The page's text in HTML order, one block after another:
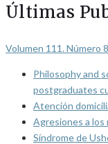
Últimas
Volumen 111. Número
Philosophy and
postgraduates
Atención
Agresiones a los
Síndrome de